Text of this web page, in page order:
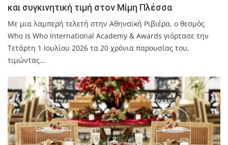
και συγκινητική τιμή στον Μίμη Πλέσσα
Με μια λαμπερή τελετή στην Αθηναϊκή Ριβιέρα, ο θεσμός
Who Is Who International Academy & Awards γιόρτασε την
Τετάρτη 1 Ιουλίου 2026 τα 20 χρόνια παρουσίας του,
τιμώντας…